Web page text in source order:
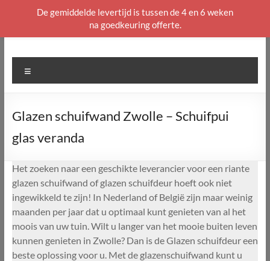
naar
Glazen schuifwand Zwolle – Schuifpui
glas veranda
Het zoeken naar een geschikte leverancier voor een riante
glazen schuifwand of glazen schuifdeur hoeft ook niet
ingewikkeld te zijn! In Nederland of België zijn maar weinig
maanden per jaar dat u optimaal kunt genieten van al het
moois van uw tuin. Wilt u langer van het mooie buiten leven
kunnen genieten in Zwolle? Dan is de Glazen schuifdeur een
beste oplossing voor u. Met de glazenschuifwand kunt u
De gemiddelde levertijd is tussen de 4 en 6 weken
na goedkeuring offerte.